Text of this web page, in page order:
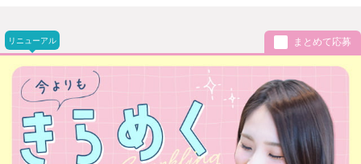
リニューアル まとめて応募